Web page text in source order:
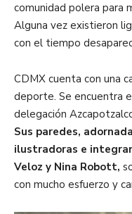
comunidad polera para
Alguna vez existieron
con el tiempo
CDMX cuenta con una
deporte. Se encuentra
delegación
Sus paredes,
ilustradoras e
Veloz y Nina Robott,
con mucho esfuerzo y